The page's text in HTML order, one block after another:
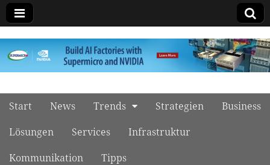
manage it
Main menu
Skip to content
Start News Trends Strategien
Business
Lösungen
Services
Infrastruktur
Kommunikation
Tipps